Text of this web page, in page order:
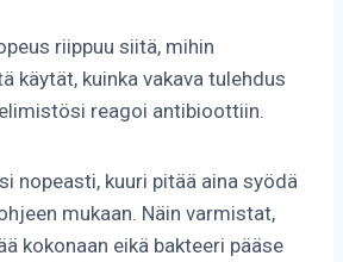
riippuu siitä, mihin
käytät, kuinka vakava tulehdus
reagoi antibioottiin.
nopeasti, kuuri pitää aina syödä
mukaan. Näin varmistat,
kokonaan eikä bakteeri pääse